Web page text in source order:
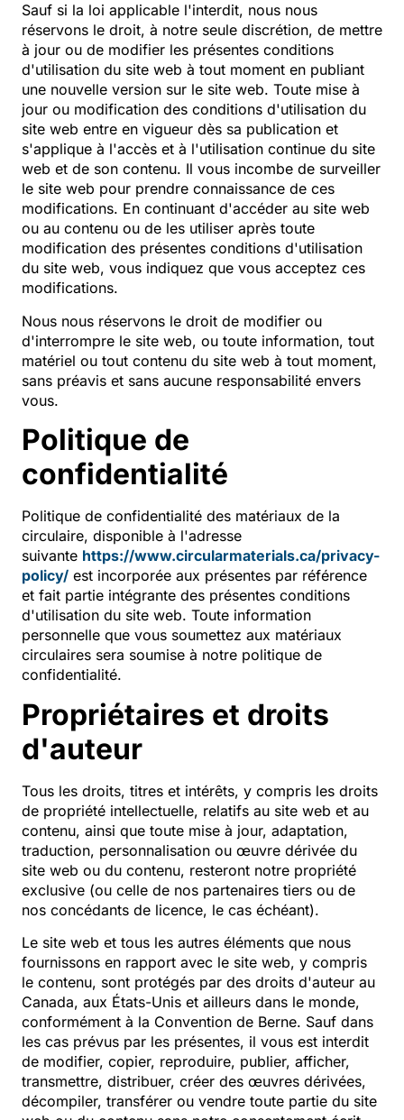
Sauf si la loi applicable l'interdit, nous nous
réservons le droit, à notre seule discrétion, de mettre
à jour ou de modifier les présentes conditions
d'utilisation du site web à tout moment en publiant
une nouvelle version sur le site web. Toute mise à
jour ou modification des conditions d'utilisation du
site web entre en vigueur dès sa publication et
s'applique à l'accès et à l'utilisation continue du site
web et de son contenu. Il vous incombe de surveiller
le site web pour prendre connaissance de ces
modifications. En continuant d'accéder au site web
ou au contenu ou de les utiliser après toute
modification des présentes conditions d'utilisation
du site web, vous indiquez que vous acceptez ces
modifications.
Nous nous réservons le droit de modifier ou
d'interrompre le site web, ou toute information, tout
matériel ou tout contenu du site web à tout moment,
sans préavis et sans aucune responsabilité envers
vous.
Politique de
confidentialité
Politique de confidentialité des matériaux de la
circulaire, disponible à l'adresse
suivante https://www.circularmaterials.ca/privacy-
policy/ est incorporée aux présentes par référence
et fait partie intégrante des présentes conditions
d'utilisation du site web. Toute information
personnelle que vous soumettez aux matériaux
circulaires sera soumise à notre politique de
confidentialité.
Propriétaires et droits
d'auteur
Tous les droits, titres et intérêts, y compris les droits
de propriété intellectuelle, relatifs au site web et au
contenu, ainsi que toute mise à jour, adaptation,
traduction, personnalisation ou œuvre dérivée du
site web ou du contenu, resteront notre propriété
exclusive (ou celle de nos partenaires tiers ou de
nos concédants de licence, le cas échéant).
Le site web et tous les autres éléments que nous
fournissons en rapport avec le site web, y compris
le contenu, sont protégés par des droits d'auteur au
Canada, aux États-Unis et ailleurs dans le monde,
conformément à la Convention de Berne. Sauf dans
les cas prévus par les présentes, il vous est interdit
de modifier, copier, reproduire, publier, afficher,
transmettre, distribuer, créer des œuvres dérivées,
décompiler, transférer ou vendre toute partie du site